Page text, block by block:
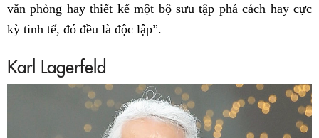
văn phòng hay thiết kế một bộ sưu tập phá cách hay cực
kỳ tinh tế, đó đều là độc lập”.
Karl Lagerfeld